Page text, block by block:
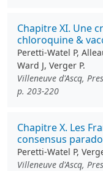
Chapitre XI. Une
chloroquine &
Peretti-Watel P,
Ward J, Verger P.
Villeneuve d'Ascq,
p. 203-220
Chapitre X. Les
consensus
Peretti-Watel P,
Villeneuve d'Ascq,